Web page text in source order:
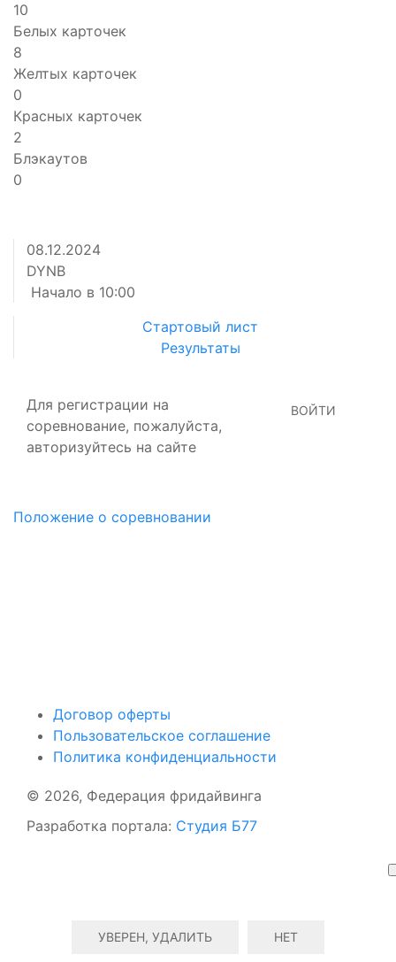
10
Белых карточек
8
Желтых карточек
0
Красных карточек
2
Блэкаутов
0
08.12.2024
DYNB
Начало в 10:00
Стартовый лист
Результаты
Для регистрации на
соревнование, пожалуйста,
авторизуйтесь на сайте
ВОЙТИ
Положение о соревновании
Договор оферты
Пользовательское соглашение
Политика конфиденциальности
© 2026, Федерация фридайвинга
Разработка портала: Студия Б77
УВЕРЕН, УДАЛИТЬ НЕТ